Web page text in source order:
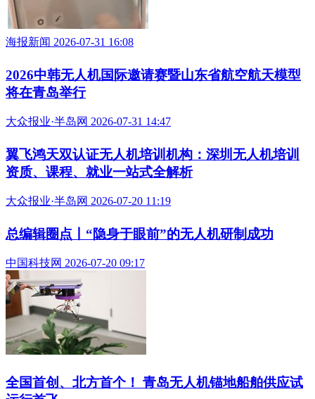
海报新闻 2026-07-31 16:08
2026中韩无人机国际邀请赛暨山东省航空航天模型
大众报业·半岛网 2026-07-31 14:47
翼飞鸿天双认证无人机培训机构：深圳无人机培训
资质、课程、就业一站式全解析
大众报业·半岛网 2026-07-20 11:19
总编辑圈点丨“隐身于眼前”的无人机研制成功
中国科技网 2026-07-20 09:17